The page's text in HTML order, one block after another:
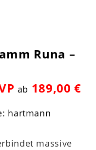
Runa –
ab 189,00 €
hartmann
massive